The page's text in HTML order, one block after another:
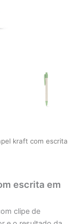
kraft com escrita
escrita em
clipe de